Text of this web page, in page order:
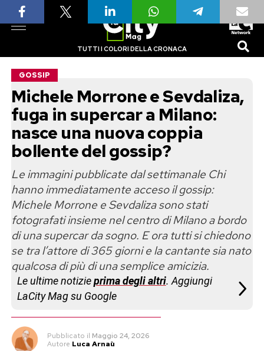
TUTTI I COLORI DELLA CRONACA
GOSSIP
Michele Morrone e Sevdaliza,
fuga in supercar a Milano:
nasce una nuova coppia
bollente del gossip?
Le immagini pubblicate dal settimanale Chi
hanno immediatamente acceso il gossip:
Michele Morrone e Sevdaliza sono stati
fotografati insieme nel centro di Milano a bordo
di una supercar da sogno. E ora tutti si chiedono
se tra l’attore di 365 giorni e la cantante sia nato
qualcosa di più di una semplice amicizia.
Le ultime notizieprima degli altri. Aggiungi
LaCity Mag su Google
Pubblicato il Maggio 24, 2026
Autore Luca Arnaù